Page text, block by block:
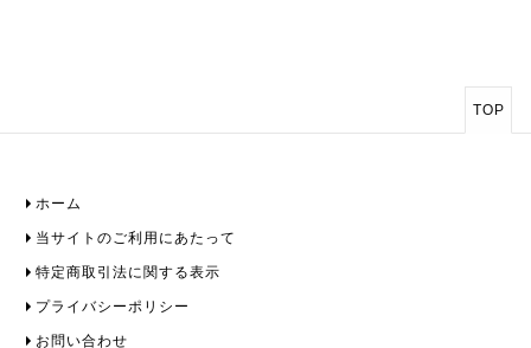
TOP
ホーム
当サイトのご利用にあたって
特定商取引法に関する表示
プライバシーポリシー
お問い合わせ